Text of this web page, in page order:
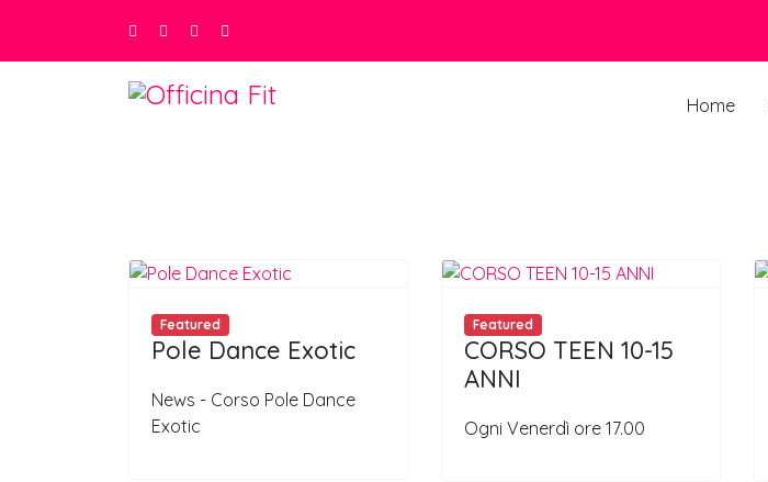
Home
Featured
Pole Dance Exotic
News - Corso Pole Dance
Exotic
Featured
CORSO TEEN 10-15
ANNI
Ogni Venerdì ore 17.00